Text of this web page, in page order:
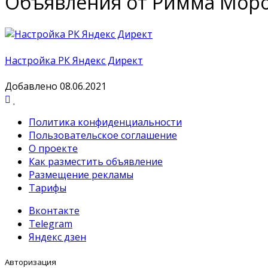
Настройка РК Яндекс Директ
Добавлено 08.06.2021
Политика конфиденциальности
Пользовательское соглашение
О проекте
Как разместить объявление
Размещение рекламы
Тарифы
Вконтакте
Telegram
Яндекс дзен
Авторизация